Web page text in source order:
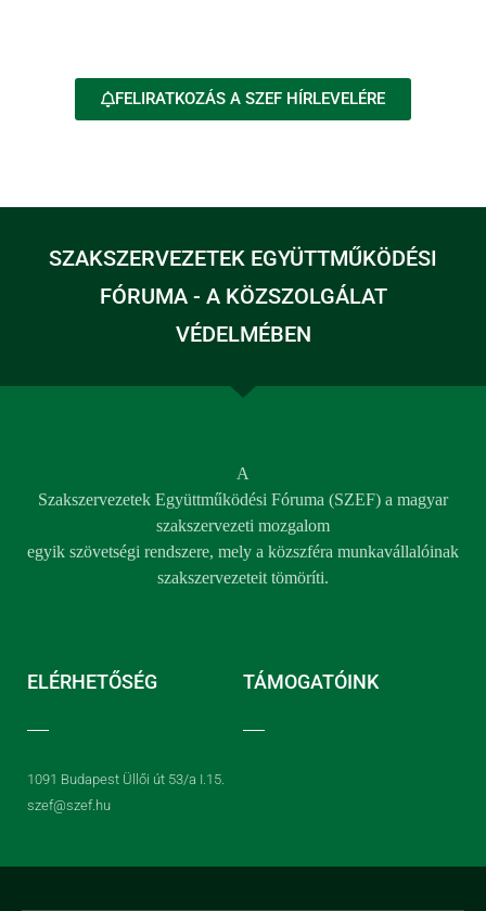
FELIRATKOZÁS A SZEF HÍRLEVELÉRE
SZAKSZERVEZETEK EGYÜTTMŰKÖDÉSI
FÓRUMA - A KÖZSZOLGÁLAT
VÉDELMÉBEN
A
Szakszervezetek Együttműködési Fóruma (SZEF) a magyar
szakszervezeti mozgalom
egyik szövetségi rendszere, mely a közszféra munkavállalóinak
szakszervezeteit tömöríti.
ELÉRHETŐSÉG
1091 Budapest Üllői út 53/a I.15.
szef@szef.hu
TÁMOGATÓINK